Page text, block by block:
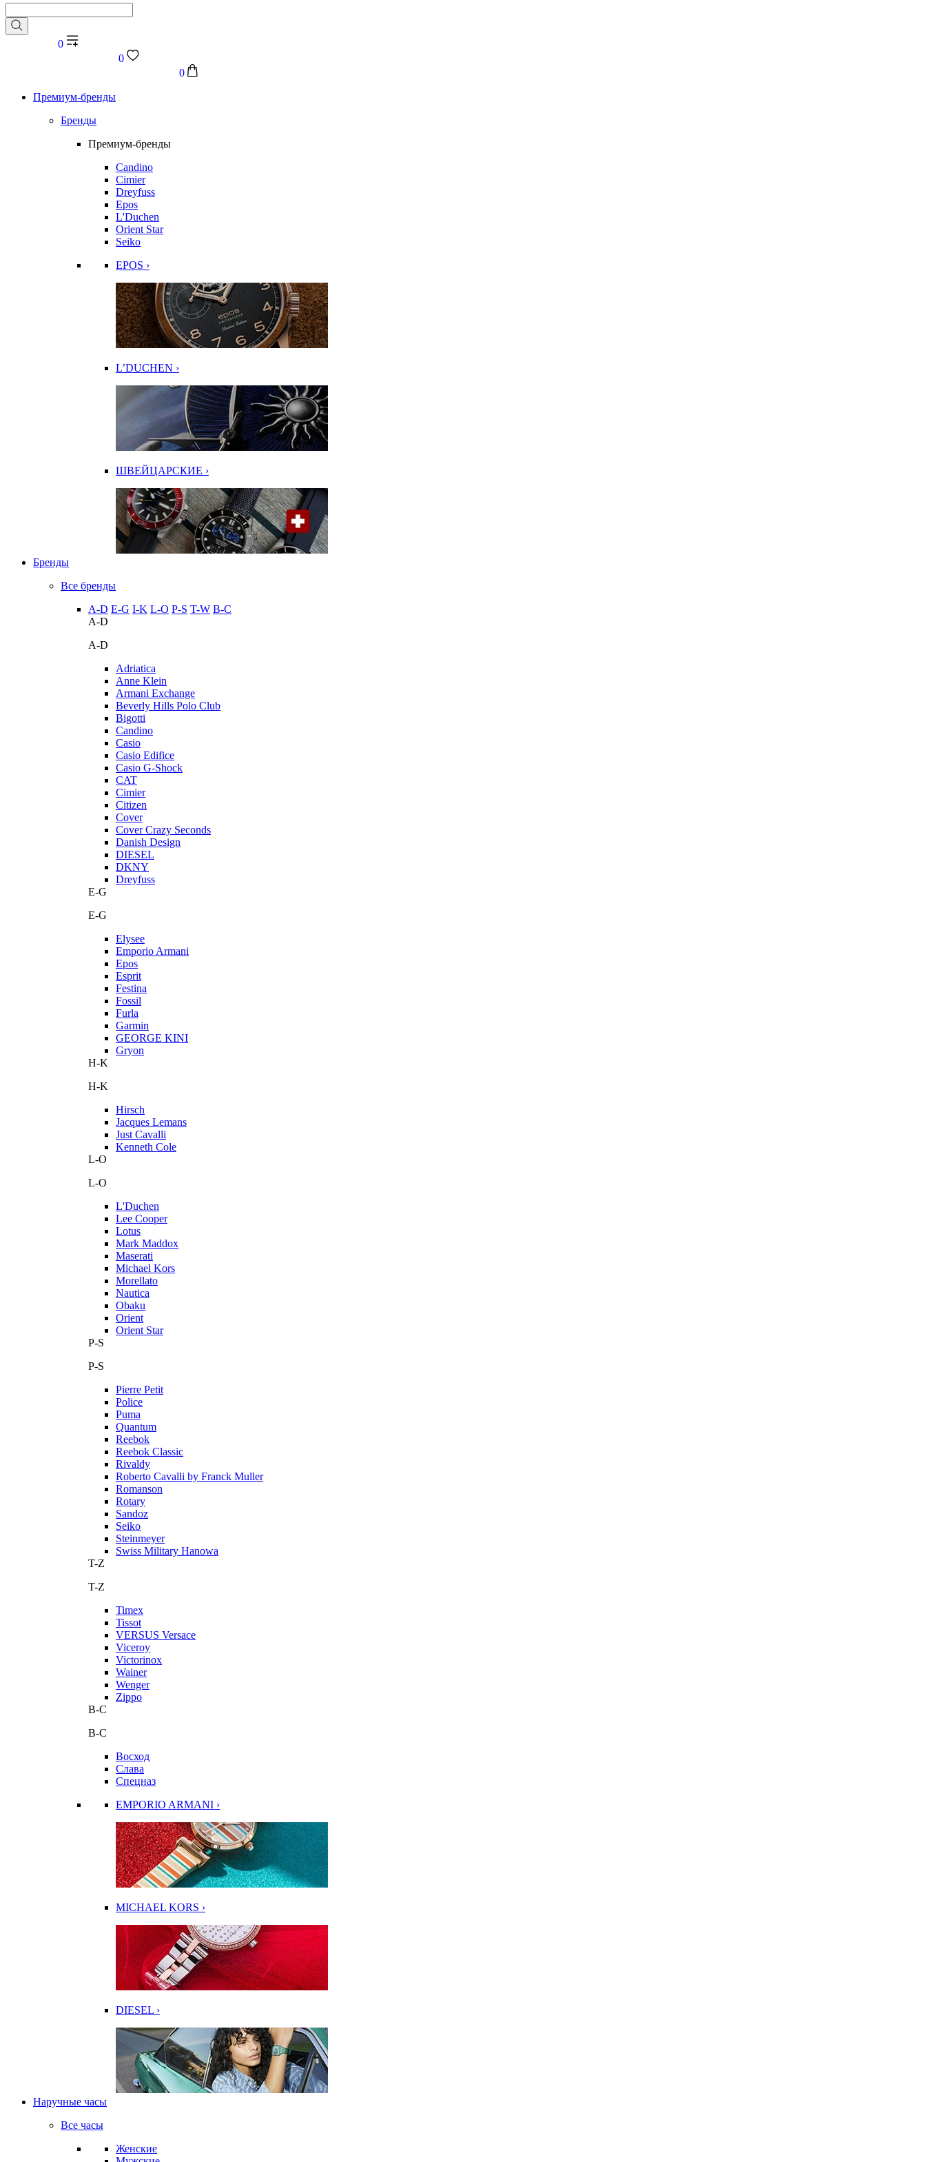
0
0
0
Премиум-бренды
Бренды
Премиум-бренды
Candino
Cimier
Dreyfuss
Epos
L'Duchen
Orient Star
Seiko
EPOS ›
L’DUCHEN ›
ШВЕЙЦАРСКИЕ ›
Бренды
Все бренды
A-D E-G I-K L-O P-S T-W В-С
A-D
A-D
Adriatica
Anne Klein
Armani Exchange
Beverly Hills Polo Club
Bigotti
Candino
Casio
Casio Edifice
Casio G-Shock
CAT
Cimier
Citizen
Cover
Cover Crazy Seconds
Danish Design
DIESEL
DKNY
Dreyfuss
E-G
E-G
Elysee
Emporio Armani
Epos
Esprit
Festina
Fossil
Furla
Garmin
GEORGE KINI
Gryon
H-K
H-K
Hirsch
Jacques Lemans
Just Cavalli
Kenneth Cole
L-O
L-O
L'Duchen
Lee Cooper
Lotus
Mark Maddox
Maserati
Michael Kors
Morellato
Nautica
Obaku
Orient
Orient Star
P-S
P-S
Pierre Petit
Police
Puma
Quantum
Reebok
Reebok Classic
Rivaldy
Roberto Cavalli by Franck Muller
Romanson
Rotary
Sandoz
Seiko
Steinmeyer
Swiss Military Hanowa
T-Z
T-Z
Timex
Tissot
VERSUS Versace
Viceroy
Victorinox
Wainer
Wenger
Zippo
В-С
В-С
Восход
Слава
Спецназ
EMPORIO ARMANI ›
MICHAEL KORS ›
DIESEL ›
Наручные часы
Все часы
Женские